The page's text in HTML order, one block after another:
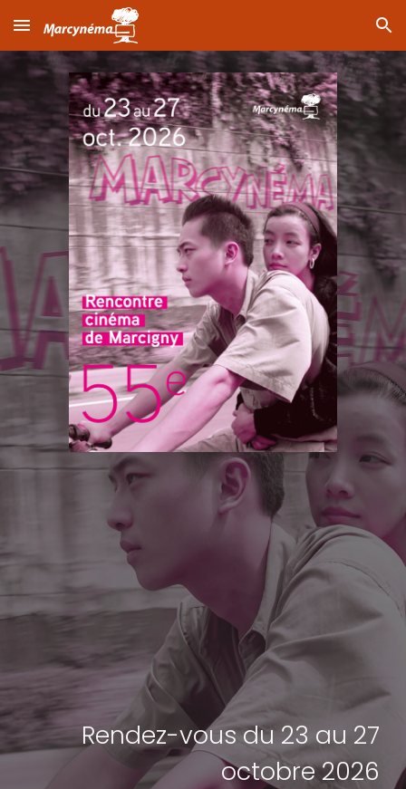
Skip to main content Skip to navigation
Rendez-vous du 23 au 27
octobre 2026